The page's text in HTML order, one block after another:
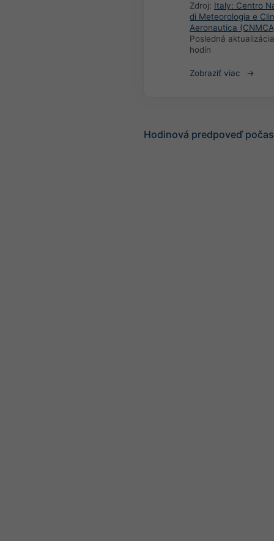
Zdroj: Italy: Centro
di Meteorologia e
Aeronautica
Posledná
hodín
Zobraziť viac
Hodinová predpoveď